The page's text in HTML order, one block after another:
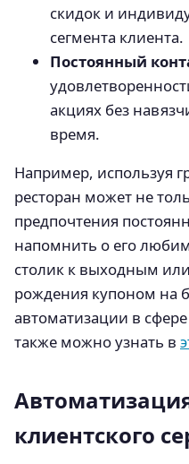
скидок и
сегмента клиента.
Постоянный
акциях без
время.
Например, используя
ресторан может не
предпочтения
напомнить о его
столик к выходным
рождения купоном на
автоматизации в
также можно узнать в
клиентского